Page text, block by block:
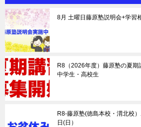
8月 土曜日藤原塾説明会+学習
R8（2026年度）藤原塾の夏期
中学生・高校生
R8-藤原塾(徳島本校・渭北校
日(日）